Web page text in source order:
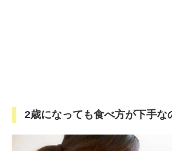
2歳になっても食べ方が下手な